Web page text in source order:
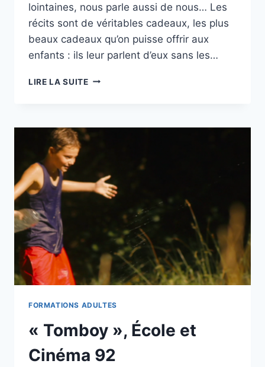
lointaines, nous parle aussi de nous… Les
récits sont de véritables cadeaux, les plus
beaux cadeaux qu’on puisse offrir aux
enfants : ils leur parlent d’eux sans les…
LIRE LA SUITE« NOS
AU
CINÉMA
CRÉTEIL
FORMATIONS ADULTES
« Tomboy », École et
Cinéma 92